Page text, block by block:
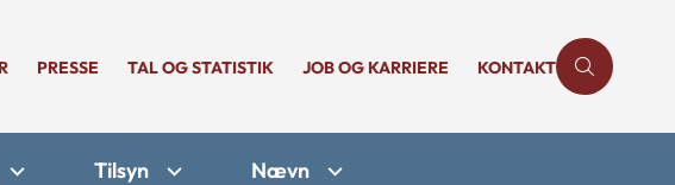
PRESSE TAL OG STATISTIK JOB OG KARRIERE KONTAKT
Tilsyn Nævn